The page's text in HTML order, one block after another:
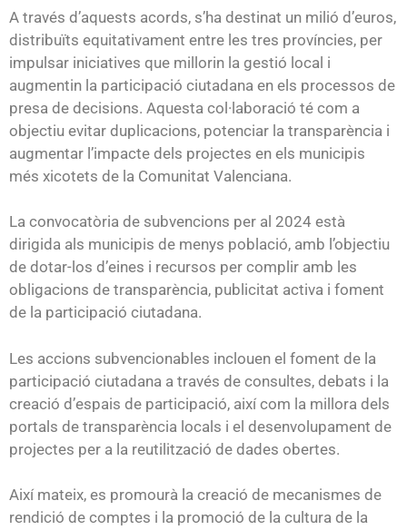
A través d’aquests acords, s’ha destinat un milió d’euros,
distribuïts equitativament entre les tres províncies, per
impulsar iniciatives que millorin la gestió local i
augmentin la participació ciutadana en els processos de
presa de decisions. Aquesta col·laboració té com a
objectiu evitar duplicacions, potenciar la transparència i
augmentar l’impacte dels projectes en els municipis
més xicotets de la Comunitat Valenciana.
La convocatòria de subvencions per al 2024 està
dirigida als municipis de menys població, amb l’objectiu
de dotar-los d’eines i recursos per complir amb les
obligacions de transparència, publicitat activa i foment
de la participació ciutadana.
Les accions subvencionables inclouen el foment de la
participació ciutadana a través de consultes, debats i la
creació d’espais de participació, així com la millora dels
portals de transparència locals i el desenvolupament de
projectes per a la reutilització de dades obertes.
Així mateix, es promourà la creació de mecanismes de
rendició de comptes i la promoció de la cultura de la